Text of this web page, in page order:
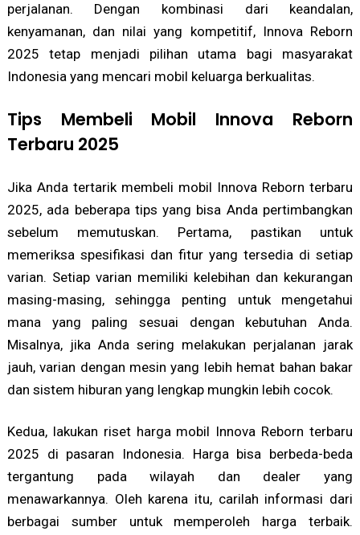
perjalanan. Dengan kombinasi dari keandalan,
kenyamanan, dan nilai yang kompetitif, Innova Reborn
2025 tetap menjadi pilihan utama bagi masyarakat
Indonesia yang mencari mobil keluarga berkualitas.
Tips Membeli Mobil Innova Reborn
Terbaru 2025
Jika Anda tertarik membeli mobil Innova Reborn terbaru
2025, ada beberapa tips yang bisa Anda pertimbangkan
sebelum memutuskan. Pertama, pastikan untuk
memeriksa spesifikasi dan fitur yang tersedia di setiap
varian. Setiap varian memiliki kelebihan dan kekurangan
masing-masing, sehingga penting untuk mengetahui
mana yang paling sesuai dengan kebutuhan Anda.
Misalnya, jika Anda sering melakukan perjalanan jarak
jauh, varian dengan mesin yang lebih hemat bahan bakar
dan sistem hiburan yang lengkap mungkin lebih cocok.
Kedua, lakukan riset harga mobil Innova Reborn terbaru
2025 di pasaran Indonesia. Harga bisa berbeda-beda
tergantung pada wilayah dan dealer yang
menawarkannya. Oleh karena itu, carilah informasi dari
berbagai sumber untuk memperoleh harga terbaik.